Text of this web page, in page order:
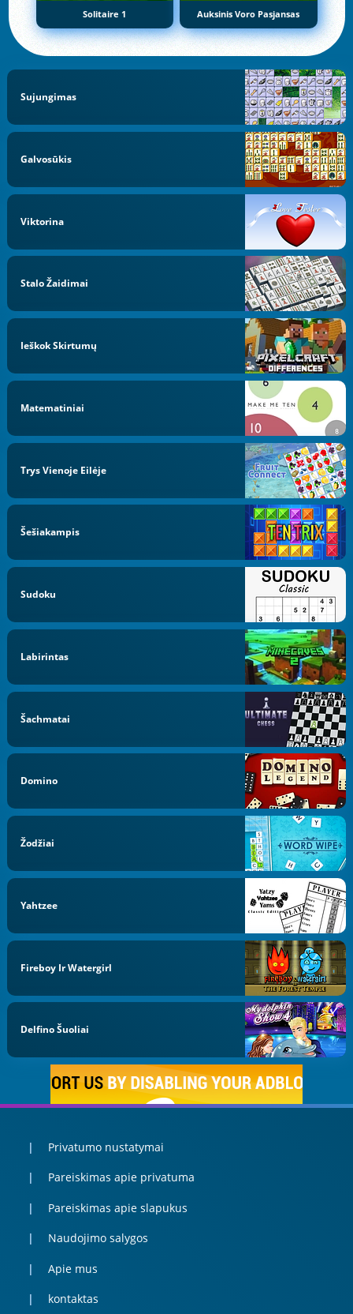
Solitaire 1 Auksinis Voro Pasjansas
Sujungimas
Galvosūkis
Viktorina
Stalo Žaidimai
Ieškok Skirtumų
Matematiniai
Trys Vienoje Eilėje
Šešiakampis
Sudoku
Labirintas
Šachmatai
Domino
Žodžiai
Yahtzee
Fireboy Ir Watergirl
Delfino Šuoliai
Privatumo nustatymai
Pareiskimas apie privatuma
Pareiskimas apie slapukus
Naudojimo salygos
Apie mus
kontaktas